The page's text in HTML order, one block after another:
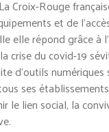
Croix-Rouge
et de
elle répond grâce à
crise du covid-19
d’outils
ses
le lien social, la